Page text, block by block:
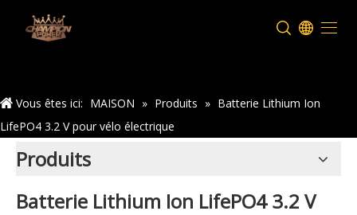
Vous êtes ici: MAISON » Produits » Batterie Lithium Ion
LifePO4 3.2 V pour vélo électrique
Produits
Batterie Lithium Ion LifePO4 3.2 V